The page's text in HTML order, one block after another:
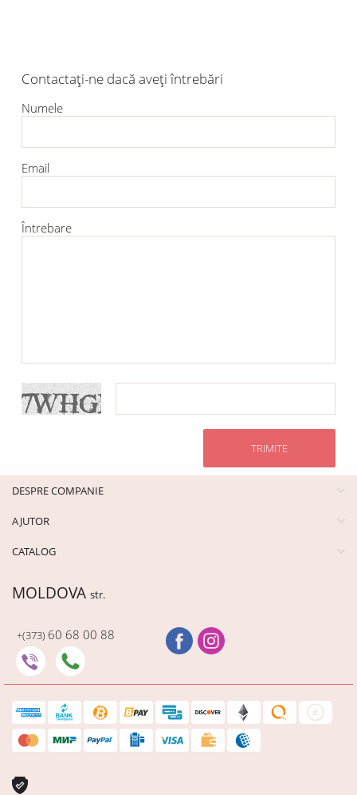
Contactați-ne dacă aveți întrebări
Numele
Email
Întrebare
TRIMITE
DESPRE COMPANIE
AJUTOR
CATALOG
MOLDOVA str.
+(373) 60 68 00 88